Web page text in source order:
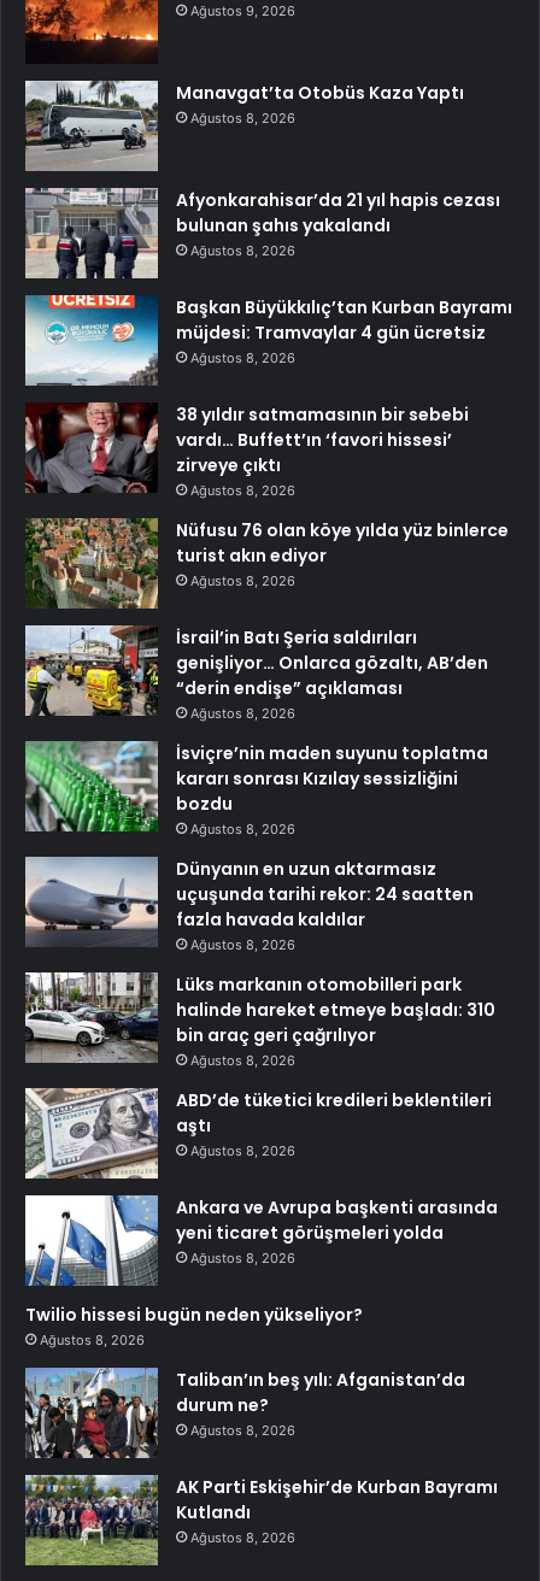
Ağustos 9, 2026
Manavgat’ta Otobüs Kaza Yaptı
Ağustos 8, 2026
Afyonkarahisar’da 21 yıl hapis cezası
bulunan şahıs yakalandı
Ağustos 8, 2026
Başkan Büyükkılıç’tan Kurban Bayramı
müjdesi: Tramvaylar 4 gün ücretsiz
Ağustos 8, 2026
38 yıldır satmamasının bir sebebi
vardı… Buffett’ın ‘favori hissesi’
zirveye çıktı
Ağustos 8, 2026
Nüfusu 76 olan köye yılda yüz binlerce
turist akın ediyor
Ağustos 8, 2026
İsrail’in Batı Şeria saldırıları
genişliyor… Onlarca gözaltı, AB’den
“derin endişe” açıklaması
Ağustos 8, 2026
İsviçre’nin maden suyunu toplatma
kararı sonrası Kızılay sessizliğini
bozdu
Ağustos 8, 2026
Dünyanın en uzun aktarmasız
uçuşunda tarihi rekor: 24 saatten
fazla havada kaldılar
Ağustos 8, 2026
Lüks markanın otomobilleri park
halinde hareket etmeye başladı: 310
bin araç geri çağrılıyor
Ağustos 8, 2026
ABD’de tüketici kredileri beklentileri
aştı
Ağustos 8, 2026
Ankara ve Avrupa başkenti arasında
yeni ticaret görüşmeleri yolda
Ağustos 8, 2026
Twilio hissesi bugün neden yükseliyor?
Ağustos 8, 2026
Taliban’ın beş yılı: Afganistan’da
durum ne?
Ağustos 8, 2026
AK Parti Eskişehir’de Kurban Bayramı
Kutlandı
Ağustos 8, 2026